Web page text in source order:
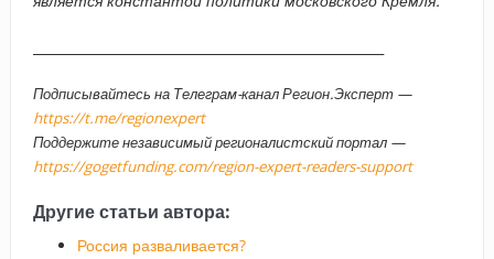
Подписывайтесь на Телеграм-канал Регион.Эксперт —
https://t.me/regionexpert
Поддержите независимый регионалистский портал —
https://gogetfunding.com/region-expert-readers-support
Другие статьи автора:
Россия разваливается?